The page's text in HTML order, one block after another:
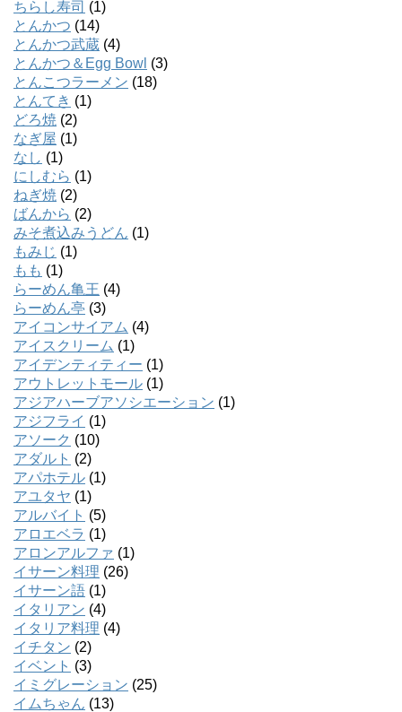
ちらし寿司 (1)
とんかつ (14)
とんかつ武蔵 (4)
とんかつ＆Egg Bowl (3)
とんこつラーメン (18)
とんてき (1)
どろ焼 (2)
なぎ屋 (1)
なし (1)
にしむら (1)
ねぎ焼 (2)
ばんから (2)
みそ煮込みうどん (1)
もみじ (1)
もも (1)
らーめん亀王 (4)
らーめん亭 (3)
アイコンサイアム (4)
アイスクリーム (1)
アイデンティティー (1)
アウトレットモール (1)
アジアハーブアソシエーション (1)
アジフライ (1)
アソーク (10)
アダルト (2)
アパホテル (1)
アユタヤ (1)
アルバイト (5)
アロエベラ (1)
アロンアルファ (1)
イサーン料理 (26)
イサーン語 (1)
イタリアン (4)
イタリア料理 (4)
イチタン (2)
イベント (3)
イミグレーション (25)
イムちゃん (13)